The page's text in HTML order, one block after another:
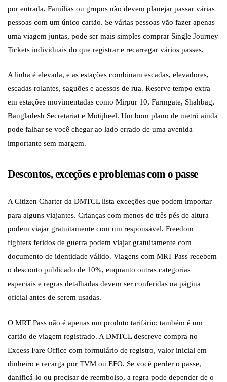
por entrada. Famílias ou grupos não devem planejar passar várias
pessoas com um único cartão. Se várias pessoas vão fazer apenas
uma viagem juntas, pode ser mais simples comprar Single Journey
Tickets individuais do que registrar e recarregar vários passes.
A linha é elevada, e as estações combinam escadas, elevadores,
escadas rolantes, saguões e acessos de rua. Reserve tempo extra
em estações movimentadas como Mirpur 10, Farmgate, Shahbag,
Bangladesh Secretariat e Motijheel. Um bom plano de metrô ainda
pode falhar se você chegar ao lado errado de uma avenida
importante sem margem.
Descontos, exceções e problemas com o passe
A Citizen Charter da DMTCL lista exceções que podem importar
para alguns viajantes. Crianças com menos de três pés de altura
podem viajar gratuitamente com um responsável. Freedom
fighters feridos de guerra podem viajar gratuitamente com
documento de identidade válido. Viagens com MRT Pass recebem
o desconto publicado de 10%, enquanto outras categorias
especiais e regras detalhadas devem ser conferidas na página
oficial antes de serem usadas.
O MRT Pass não é apenas um produto tarifário; também é um
cartão de viagem registrado. A DMTCL descreve compra no
Excess Fare Office com formulário de registro, valor inicial em
dinheiro e recarga por TVM ou EFO. Se você perder o passe,
danificá-lo ou precisar de reembolso, a regra pode depender de o